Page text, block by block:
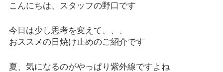
こんにちは、スタッフの野口です
今日は少し思考を変えて、、、
おススメの日焼け止めのご紹介です
夏、気になるのがやっぱり紫外線ですよね